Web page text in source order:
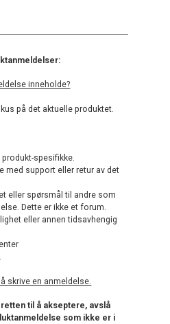
inneholde?
på det aktuelle produktet.
spesifikke.
med support eller retur av det
eller spørsmål til andre som
Dette er ikke et forum.
eller annen tidsavhengig
skrive en anmeldelse.
til å akseptere, avslå
som ikke er i